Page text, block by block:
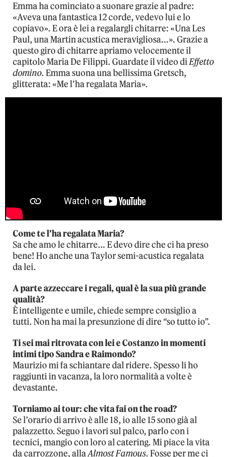
Emma ha cominciato a suonare grazie al padre:
«Aveva una fantastica 12 corde, vedevo lui e lo
copiavo». E ora è lei a regalargli chitarre: «Una Les
Paul, una Martin acustica meravigliosa…». Grazie a
questo giro di chitarre apriamo velocemente il
capitolo Maria De Filippi. Guardate il video diEffetto
domino. Emma suona una bellissima Gretsch,
glitterata: «Me l’ha regalata Maria».
Come te l’ha regalata Maria?
Sa che amo le chitarre… E devo dire che ci ha preso
bene! Ho anche una Taylor semi-acustica regalata
da lei.
A parte azzeccare i regali, qual è la sua più grande
qualità?
È intelligente e umile, chiede sempre consiglio a
tutti. Non ha mai la presunzione di dire “so tutto io”.
Ti sei mai ritrovata con lei e Costanzo in momenti
intimi tipo Sandra e Raimondo?
Maurizio mi fa schiantare dal ridere. Spesso li ho
raggiunti in vacanza, la loro normalità a volte è
devastante.
Torniamo ai tour: che vita fai on the road?
Se l’orario di arrivo è alle 18, io alle 15 sono già al
palazzetto. Seguo i lavori sul palco, parlo con i
tecnici, mangio con loro al catering. Mi piace la vita
da carrozzone, allaAlmost Famous. Fosse per me ci